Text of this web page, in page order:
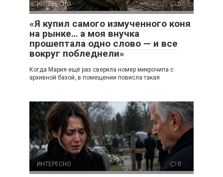
ИНТЕРЕСНО 0
«Я купил самого измученного коня
на рынке… а моя внучка
прошептала одно слово — и все
вокруг побледнели»
Когда Мария ещё раз сверила номер микрочипа с
архивной базой, в помещении повисла такая
ИНТЕРЕСНО 0